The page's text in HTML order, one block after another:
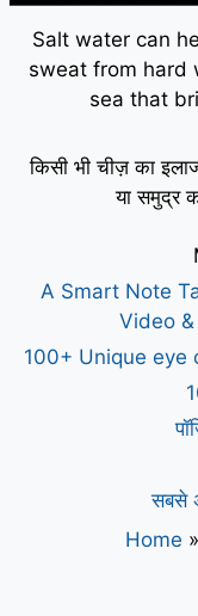
Salt water can
sweat from hard
sea that
किसी भी चीज़ का
या समुद्र
A Smart Note
Video
100+ Unique eye
सबसे
Home »